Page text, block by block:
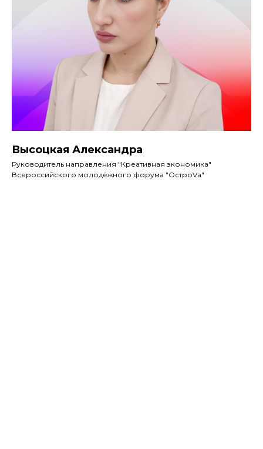
Высоцкая Александра
Руководитель направления "Креативная экономика"
Всероссийского молодёжного форума "ОстроVа"